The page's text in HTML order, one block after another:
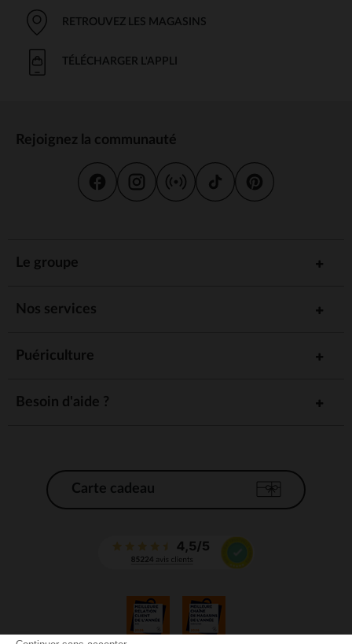
RETROUVEZ LES MAGASINS
TÉLÉCHARGER L'APPLI
Rejoignez la communauté
Le groupe
Nos services
Puériculture
Besoin d'aide ?
Carte cadeau